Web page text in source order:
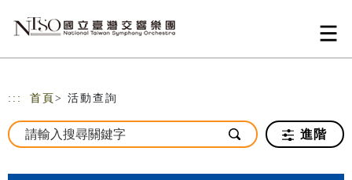
::: 首頁 > 活動查詢
進階